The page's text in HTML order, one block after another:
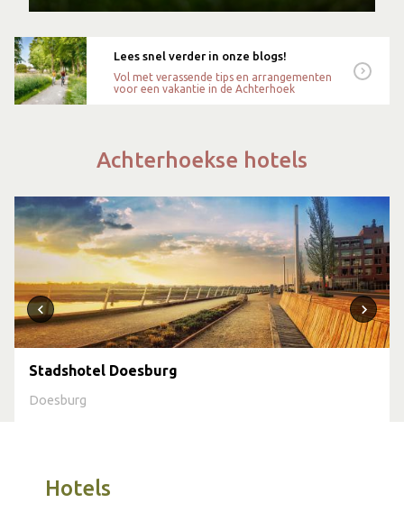
Lees snel verder in onze blogs!
Vol met verassende tips en arrangementen
voor een vakantie in de Achterhoek
Achterhoekse hotels
Stadshotel Doesburg
Doesburg
Hotels